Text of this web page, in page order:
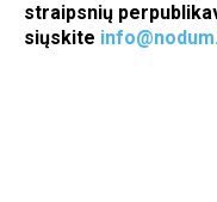
straipsnių
siųskite